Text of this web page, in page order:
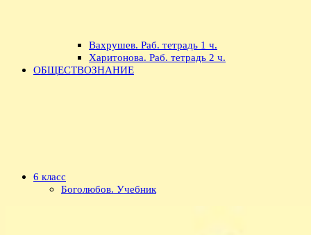
Вахрушев. Раб. тетрадь 1 ч.
Харитонова. Раб. тетрадь 2 ч.
ОБЩЕСТВОЗНАНИЕ
6 класс
Боголюбов. Учебник